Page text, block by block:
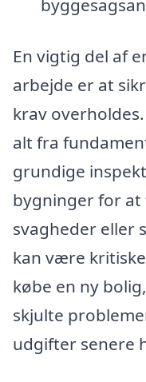
En vigtig del af
arbejde er at
krav
alt fra
grundige
bygninger for
svagheder eller
kan være
købe en ny
skjulte
udgifter senere